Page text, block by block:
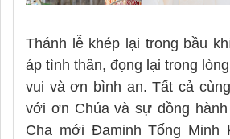
Thánh lễ khép lại trong bầu
áp tình thân, đọng lại trong
vui và ơn bình an. Tất cả
với ơn Chúa và sự đồng hành
Cha mới Đaminh Tống Minh